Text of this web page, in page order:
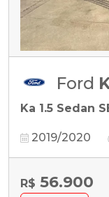
Ford
Ka 1.5 Sedan
2019/2020
R$ 56.900